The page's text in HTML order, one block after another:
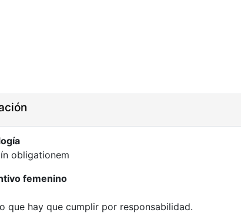
obligationem
femenino
que hay que cumplir por responsabilidad.